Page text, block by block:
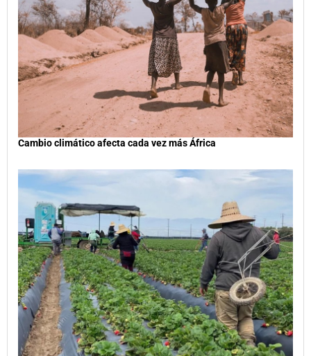
Cambio climático afecta cada vez más África